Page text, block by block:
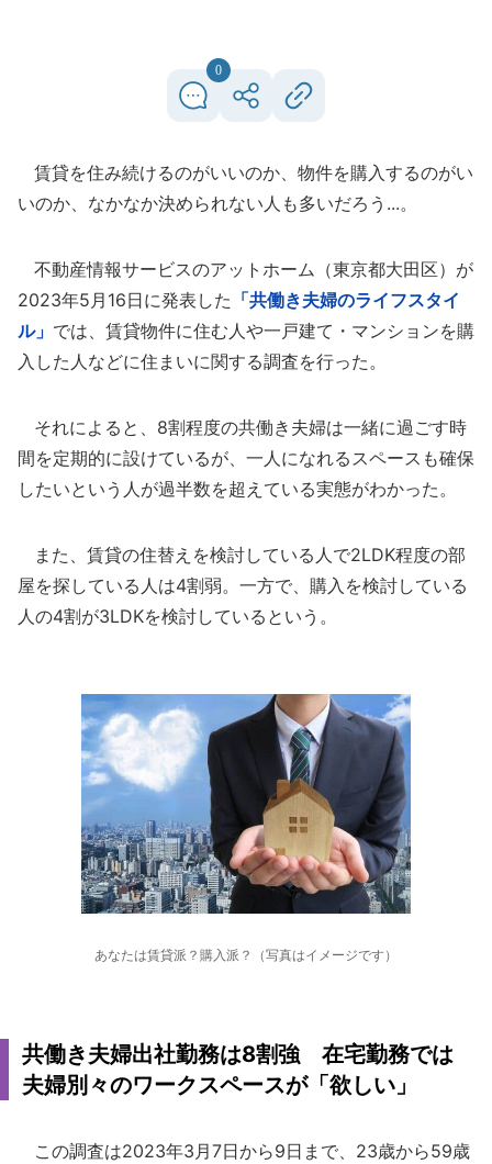
0
賃貸を住み続けるのがいいのか、物件を購入するのがい
いのか、なかなか決められない人も多いだろう...。
不動産情報サービスのアットホーム（東京都大田区）が
2023年5月16日に発表した 「共働き夫婦のライフスタイ
ル」 では、賃貸物件に住む人や一戸建て・マンションを購
入した人などに住まいに関する調査を行った。
それによると、8割程度の共働き夫婦は一緒に過ごす時
間を定期的に設けているが、一人になれるスペースも確保
したいという人が過半数を超えている実態がわかった。
また、賃貸の住替えを検討している人で2LDK程度の部
屋を探している人は4割弱。一方で、購入を検討している
人の4割が3LDKを検討しているという。
あなたは賃貸派？購入派？（写真はイメージです）
共働き夫婦出社勤務は8割強 在宅勤務では
夫婦別々のワークスペースが「欲しい」
この調査は2023年3月7日から9日まで、23歳から59歳